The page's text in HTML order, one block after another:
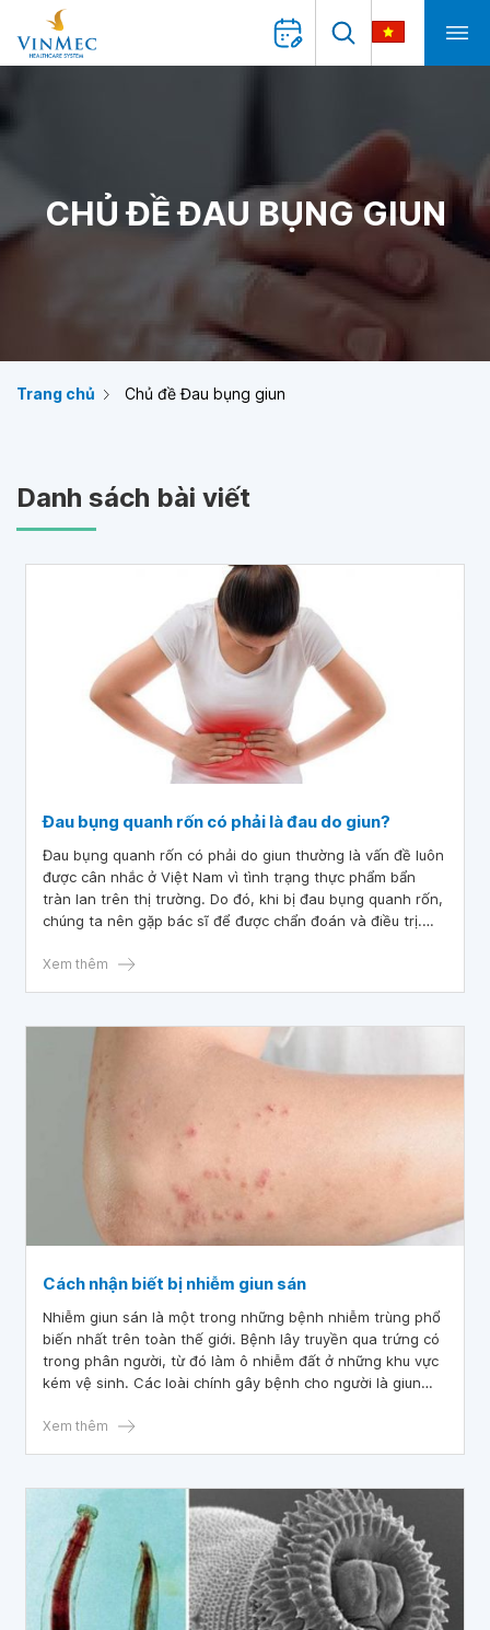
CHỦ ĐỀ ĐAU BỤNG GIUN
Trang chủ Chủ đề Đau bụng giun
Danh sách bài viết
Đau bụng quanh rốn có phải là đau do giun?
Đau bụng quanh rốn có phải do giun thường là vấn đề luôn
được cân nhắc ở Việt Nam vì tình trạng thực phẩm bẩn
tràn lan trên thị trường. Do đó, khi bị đau bụng quanh rốn,
chúng ta nên gặp bác sĩ để được chẩn đoán và điều trị.
pháp vệ sinh cá nhân và vệ sinh môi trường là rất quan
Xem thêm
Cách nhận biết bị nhiễm giun sán
Nhiễm giun sán là một trong những bệnh nhiễm trùng phổ
biến nhất trên toàn thế giới. Bệnh lây truyền qua trứng có
trong phân người, từ đó làm ô nhiễm đất ở những khu vực
kém vệ sinh. Các loài chính gây bệnh cho người là giun
Americanus và Ancylostoma duodenale).
Xem thêm